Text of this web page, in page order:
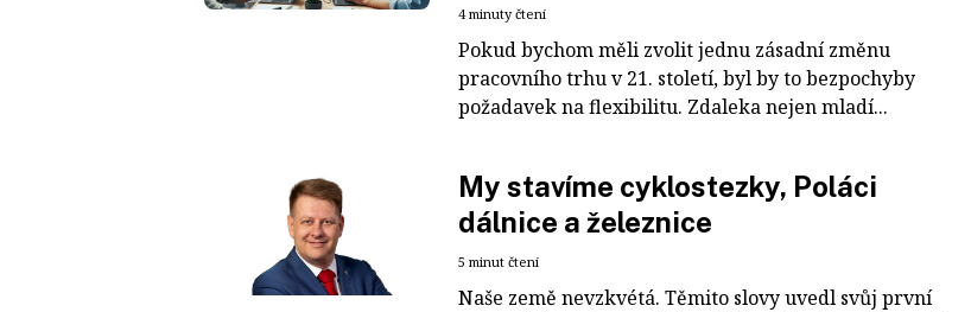
4 minuty čtení
Pokud bychom měli zvolit jednu zásadní změnu
pracovního trhu v 21. století, byl by to bezpochyby
požadavek na flexibilitu. Zdaleka nejen mladí...
My stavíme cyklostezky, Poláci
dálnice a železnice
5 minut čtení
Naše země nevzkvétá. Těmito slovy uvedl svůj první